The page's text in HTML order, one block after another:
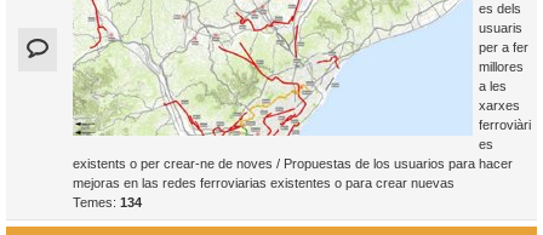
es dels
usuaris
per a fer
millores
a les
xarxes
ferroviàri
es
existents o per crear-ne de noves / Propuestas de los usuarios para hacer
mejoras en las redes ferroviarias existentes o para crear nuevas
Temes: 134